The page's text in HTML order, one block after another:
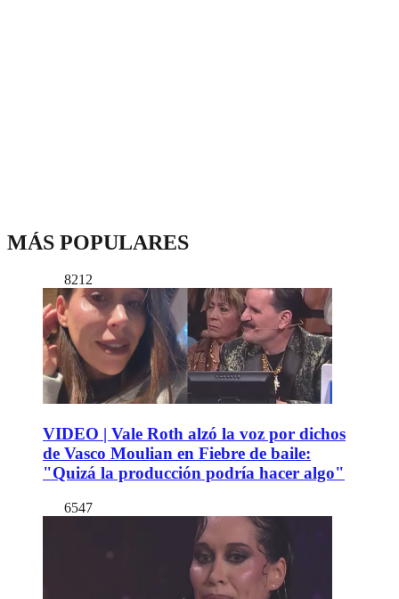
MÁS POPULARES
8212
VIDEO | Vale Roth alzó la voz por dichos
de Vasco Moulian en Fiebre de baile:
"Quizá la producción podría hacer algo"
6547